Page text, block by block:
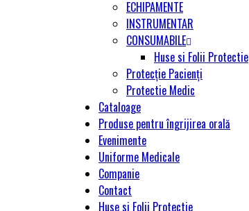
ECHIPAMENTE
INSTRUMENTAR
CONSUMABILE
Huse si Folii Protectie
Protecție Pacienți
Protectie Medic
Cataloage
Produse pentru îngrijirea orală
Evenimente
Uniforme Medicale
Companie
Contact
Huse si Folii Protectie